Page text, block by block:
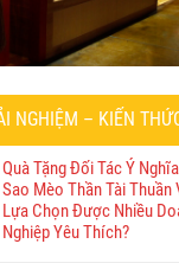
NGHIỆM – KIẾN
Quà Tặng Đối Tác Ý
Sao Mèo Thần Tài Thuần
Lựa Chọn Được Nhiều
Nghiệp Yêu Thích?